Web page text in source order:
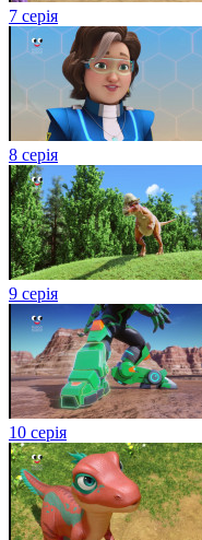
7 серія
8 серія
9 серія
10 серія